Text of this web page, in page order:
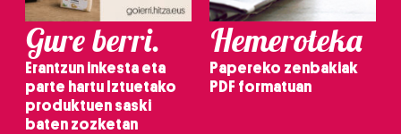
Gure berri.
Erantzun inkesta eta
parte hartu Iztuetako
produktuen saski
baten zozketan
Hemeroteka
Papereko zenbakiak
PDF formatuan